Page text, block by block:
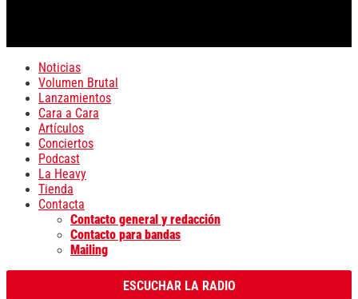
Noticias
Volumen Brutal
Lanzamientos
Cara a Cara
Artículos
Conciertos
Podcast
La Heavy
Tienda
Contacta
Contacto general y redacción
Contacto para bandas
Mailing
ESCUCHAR LA RADIO